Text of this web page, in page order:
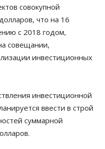
совокупной
что на 16
с 2018 годом,
совещании,
инвестиционных
инвестиционной
ввести в строй
суммарной